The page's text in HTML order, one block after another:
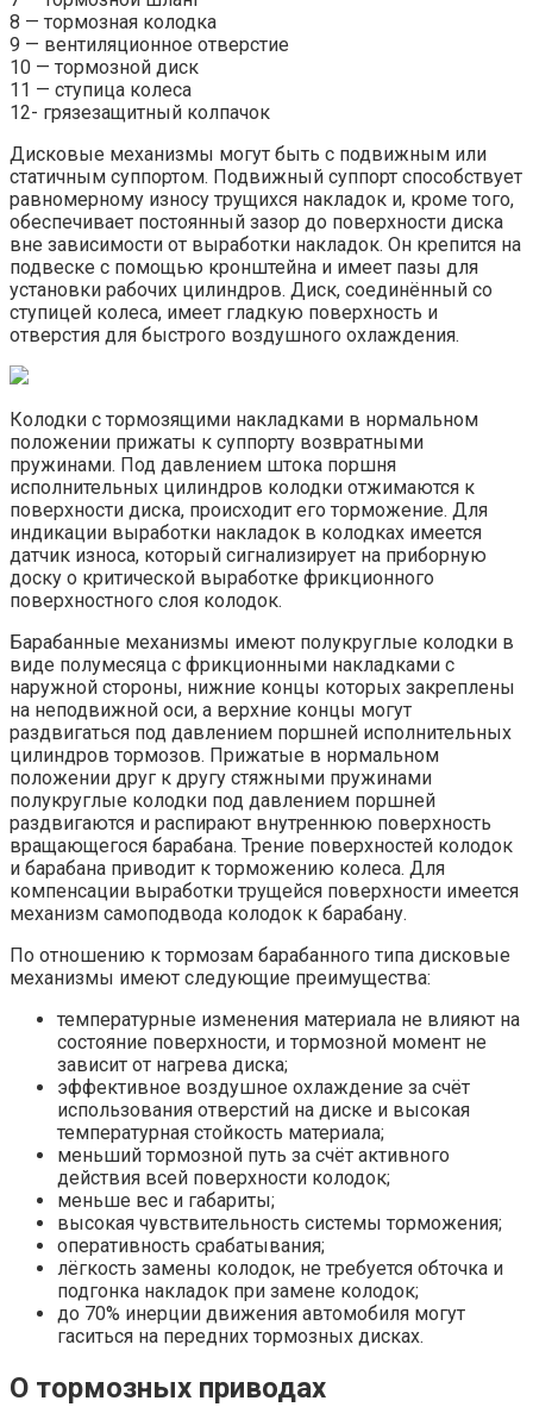
8 — тормозная колодка
9 — вентиляционное отверстие
10 — тормозной диск
11 — ступица колеса
12- грязезащитный колпачок
Дисковые механизмы могут быть с подвижным или
статичным суппортом. Подвижный суппорт способствует
равномерному износу трущихся накладок и, кроме того,
обеспечивает постоянный зазор до поверхности диска
вне зависимости от выработки накладок. Он крепится на
подвеске с помощью кронштейна и имеет пазы для
установки рабочих цилиндров. Диск, соединённый со
ступицей колеса, имеет гладкую поверхность и
отверстия для быстрого воздушного охлаждения.
Колодки с тормозящими накладками в нормальном
положении прижаты к суппорту возвратными
пружинами. Под давлением штока поршня
исполнительных цилиндров колодки отжимаются к
поверхности диска, происходит его торможение. Для
индикации выработки накладок в колодках имеется
датчик износа, который сигнализирует на приборную
доску о критической выработке фрикционного
поверхностного слоя колодок.
Барабанные механизмы имеют полукруглые колодки в
виде полумесяца с фрикционными накладками с
наружной стороны, нижние концы которых закреплены
на неподвижной оси, а верхние концы могут
раздвигаться под давлением поршней исполнительных
цилиндров тормозов. Прижатые в нормальном
положении друг к другу стяжными пружинами
полукруглые колодки под давлением поршней
раздвигаются и распирают внутреннюю поверхность
вращающегося барабана. Трение поверхностей колодок
и барабана приводит к торможению колеса. Для
компенсации выработки трущейся поверхности имеется
механизм самоподвода колодок к барабану.
По отношению к тормозам барабанного типа дисковые
механизмы имеют следующие преимущества:
температурные изменения материала не влияют на
состояние поверхности, и тормозной момент не
зависит от нагрева диска;
эффективное воздушное охлаждение за счёт
использования отверстий на диске и высокая
температурная стойкость материала;
меньший тормозной путь за счёт активного
действия всей поверхности колодок;
меньше вес и габариты;
высокая чувствительность системы торможения;
оперативность срабатывания;
лёгкость замены колодок, не требуется обточка и
подгонка накладок при замене колодок;
до 70% инерции движения автомобиля могут
гаситься на передних тормозных дисках.
О тормозных приводах